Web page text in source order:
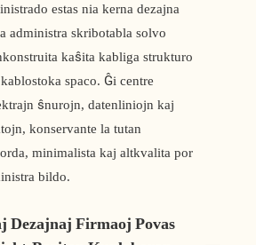
estas nia kerna dezajna
administra skribotabla solvo
kaŝita kabliga strukturo
spaco. Ĝi centre
ŝnurojn, datenliniojn kaj
konservante la tutan
minimalista kaj altkvalita por
bildo.
Dezajnaj Firmaoj Povas